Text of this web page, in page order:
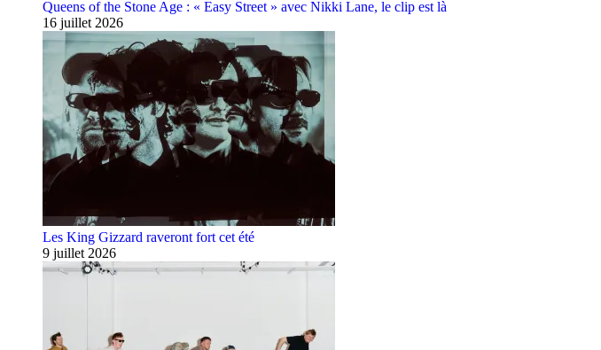
Queens of the Stone Age : « Easy Street » avec Nikki Lane, le clip est là
16 juillet 2026
Les King Gizzard raveront fort cet été
9 juillet 2026